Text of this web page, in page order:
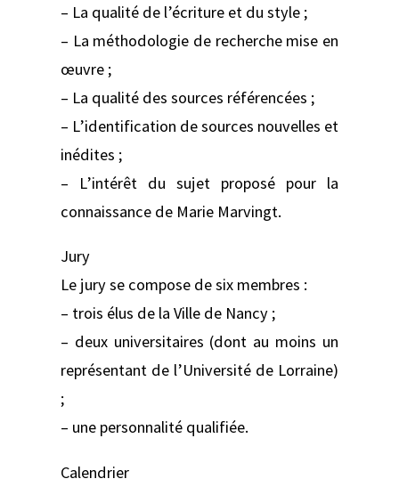
– La qualité de l’écriture et du style ;
– La méthodologie de recherche mise en
œuvre ;
– La qualité des sources référencées ;
– L’identification de sources nouvelles et
inédites ;
– L’intérêt du sujet proposé pour la
connaissance de Marie Marvingt.
Jury
Le jury se compose de six membres :
– trois élus de la Ville de Nancy ;
– deux universitaires (dont au moins un
représentant de l’Université de Lorraine)
;
– une personnalité qualifiée.
Calendrier